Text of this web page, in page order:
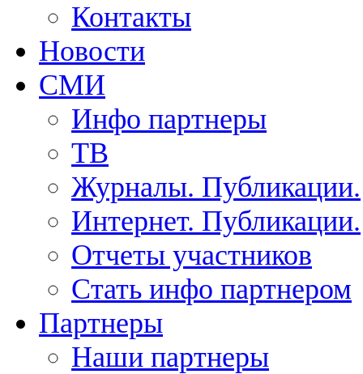
Контакты
Новости
СМИ
Инфо партнеры
ТВ
Журналы. Публикации.
Интернет. Публикации.
Отчеты участников
Стать инфо партнером
Партнеры
Наши партнеры